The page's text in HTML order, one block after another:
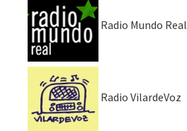
Radio Mundo Real
Radio VilardeVoz